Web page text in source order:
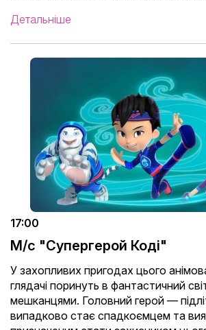
Детальніше
17:00
М/с "Супергерой Коді"
У захопливих пригодах цього
глядачі поринуть в фантастичний
мешканцями. Головний герой —
випадково стає спадкоємцем та